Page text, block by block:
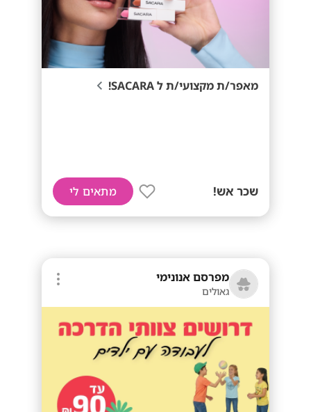
מאפר/ת מקצועי/ת ל SACARA!
שכר אש! מתאים לי
מפרסם אנונימי
גאולים